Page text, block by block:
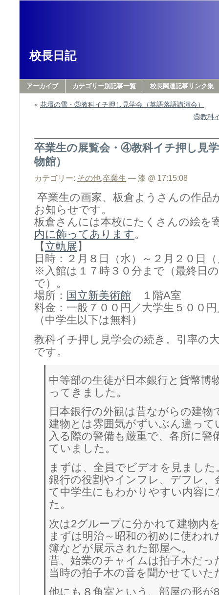
校長日記
アーカイブ カテゴリー別記事一覧 校長関連記事リンク集
« 花壇の雪・③教科イチ押し見学会（英語落語講演会）
⑤教科
卒業生の展覧会・④教科イチ押し見
物館）
カテゴリー: その他,卒業生 — 漆 @ 17:15:08
卒業生の画家、板倉ようさんの作品
お知らせです。
板倉さんには本校にたくさんの絵を
内に飾ってあります。
【 立軌展 】
日時：２月８日（水）～２月２０日
※入館は１７時３０分まで（最終日
で）。
場所： 国立新美術館 １階A室
料金：一般７００円／大学生５００
（中学生以下は無料）
教科イチ押し見学会の続き。引率の
です。
中等部の生徒が日本銀行と貨幣博
ってきました。
日本銀行の外観は昔ながらの建物
建物とは雰囲気がずいぶん違って
入る際の警備も厳重で、各所に警
ていました。
まずは、全員でビデオを見ました
銀行の役割やインフレ、デフレ、
て中学生にもわかりやすい内容
た。
次は2グループに分かれて建物内
まずは明治～昭和の初めに使われ
簿などが展示された部屋へ。
昔、始業のチャイムは拍子木だっ
当時の拍子木の音を聞かせていた
他にも８角室という、部屋の形が